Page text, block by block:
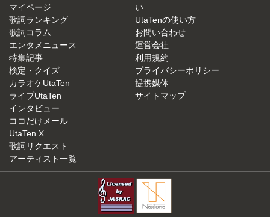
マイページ
歌詞ランキング
歌詞コラム
エンタメニュース
特集記事
検定・クイズ
カラオケUtaTen
ライブUtaTen
インタビュー
ココだけメール
UtaTen X
歌詞リクエスト
アーティスト一覧
い
UtaTenの使い方
お問い合わせ
運営会社
利用規約
プライバシーポリシー
提携媒体
サイトマップ